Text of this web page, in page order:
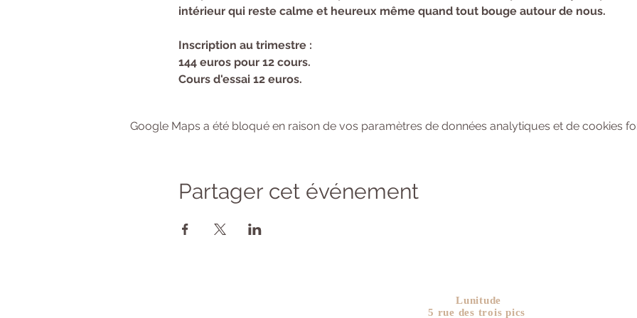
intérieur qui reste calme et heureux même quand tout bouge autour de nous.
Inscription au trimestre :
144 euros pour 12 cours.
Cours d'essai 12 euros.
Google Maps a été bloqué en raison de vos paramètres de données analytiques et de cookies
Partager cet événement
Lunitude
5 rue des trois pics